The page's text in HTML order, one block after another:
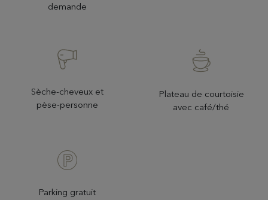
demande
Sèche-cheveux et
pèse-personne
Plateau de courtoisie
avec café/thé
Parking gratuit